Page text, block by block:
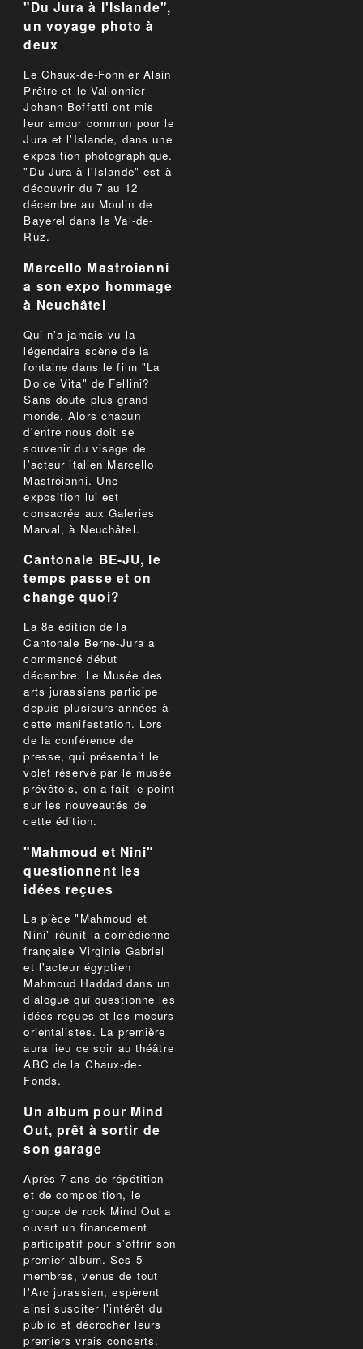
"Du Jura à l'Islande",
un voyage photo à
deux
Le Chaux-de-Fonnier Alain
Prêtre et le Vallonnier
Johann Boffetti ont mis
leur amour commun pour le
Jura et l'Islande, dans une
exposition photographique.
"Du Jura à l'Islande" est à
découvrir du 7 au 12
décembre au Moulin de
Bayerel dans le Val-de-
Ruz.
Marcello Mastroianni
a son expo hommage
à Neuchâtel
Qui n'a jamais vu la
légendaire scène de la
fontaine dans le film "La
Dolce Vita" de Fellini?
Sans doute plus grand
monde. Alors chacun
d'entre nous doit se
souvenir du visage de
l'acteur italien Marcello
Mastroianni. Une
exposition lui est
consacrée aux Galeries
Marval, à Neuchâtel.
Cantonale BE-JU, le
temps passe et on
change quoi?
La 8e édition de la
Cantonale Berne-Jura a
commencé début
décembre. Le Musée des
arts jurassiens participe
depuis plusieurs années à
cette manifestation. Lors
de la conférence de
presse, qui présentait le
volet réservé par le musée
prévôtois, on a fait le point
sur les nouveautés de
cette édition.
"Mahmoud et Nini"
questionnent les
idées reçues
La pièce "Mahmoud et
Nini" réunit la comédienne
française Virginie Gabriel
et l'acteur égyptien
Mahmoud Haddad dans un
dialogue qui questionne les
idées reçues et les moeurs
orientalistes. La première
aura lieu ce soir au théâtre
ABC de la Chaux-de-
Fonds.
Un album pour Mind
Out, prêt à sortir de
son garage
Après 7 ans de répétition
et de composition, le
groupe de rock Mind Out a
ouvert un financement
participatif pour s'offrir son
premier album. Ses 5
membres, venus de tout
l'Arc jurassien, espèrent
ainsi susciter l'intérêt du
public et décrocher leurs
premiers vrais concerts.